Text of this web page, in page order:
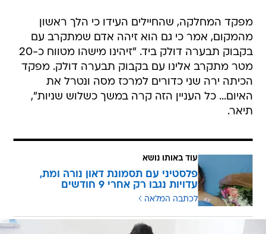
מפקד המחלקה, שהחיילים העידו כי הלך ראשון
מהמקום, אמר כי גם הוא זיהה אדם שמתקרב עם
בקבוק תבערה דולק ביד. "זיהינו מישהו מטווח כ-20
מטר מתקרב אלינו עם בקבוק תבערה דולק. מפקד
הכיתה ירה שני כדורים למרכז מסה ונטרל את
האיום... כל העניין הזה קרה במשך כשלוש שניות",
תיאר.
עוד באותו נושא
פלסטיני עם תסמונת דאון נורה ומת,
עדויות נגבו רק אחרי 9 חודשים
לכתבה המלאה